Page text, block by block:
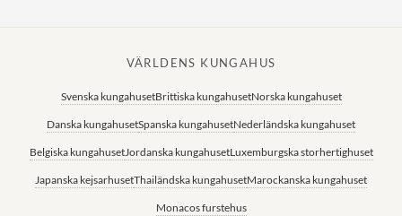
VÄRLDENS KUNGAHUS
Svenska kungahusetBrittiska kungahusetNorska kungahuset
Danska kungahusetSpanska kungahusetNederländska kungahuset
Belgiska kungahusetJordanska kungahusetLuxemburgska storhertighuset
Japanska kejsarhusetThailändska kungahusetMarockanska kungahuset
Monacos furstehus